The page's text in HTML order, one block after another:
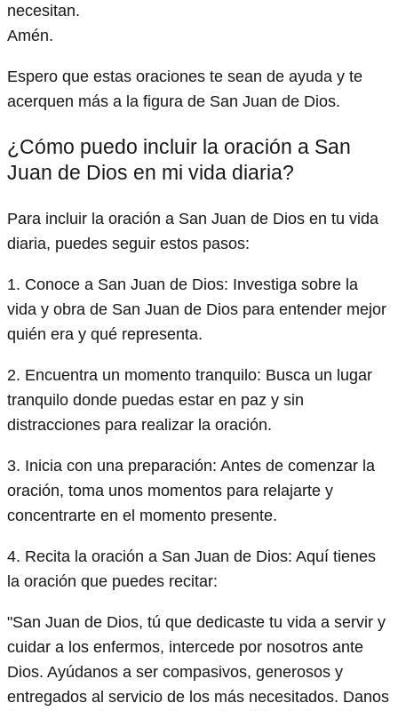
necesitan.
Amén.
Espero que estas oraciones te sean de ayuda y te
acerquen más a la figura de San Juan de Dios.
¿Cómo puedo incluir la oración a San
Juan de Dios en mi vida diaria?
Para incluir la oración a San Juan de Dios en tu vida
diaria, puedes seguir estos pasos:
1. Conoce a San Juan de Dios: Investiga sobre la
vida y obra de San Juan de Dios para entender mejor
quién era y qué representa.
2. Encuentra un momento tranquilo: Busca un lugar
tranquilo donde puedas estar en paz y sin
distracciones para realizar la oración.
3. Inicia con una preparación: Antes de comenzar la
oración, toma unos momentos para relajarte y
concentrarte en el momento presente.
4. Recita la oración a San Juan de Dios: Aquí tienes
la oración que puedes recitar:
"San Juan de Dios, tú que dedicaste tu vida a servir y
cuidar a los enfermos, intercede por nosotros ante
Dios. Ayúdanos a ser compasivos, generosos y
entregados al servicio de los más necesitados. Danos